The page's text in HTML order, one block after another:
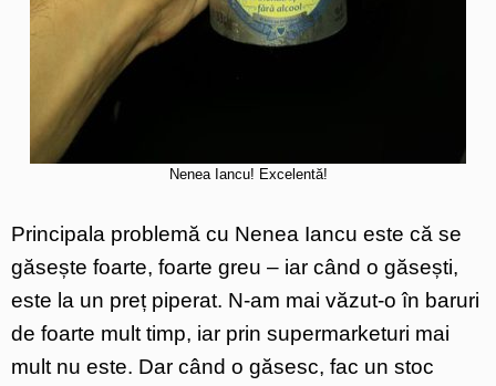
Nenea Iancu! Excelentă!
Principala problemă cu Nenea Iancu este că se
găsește foarte, foarte greu – iar când o găsești,
este la un preț piperat. N-am mai văzut-o în baruri
de foarte mult timp, iar prin supermarketuri mai
mult nu este. Dar când o găsesc, fac un stoc